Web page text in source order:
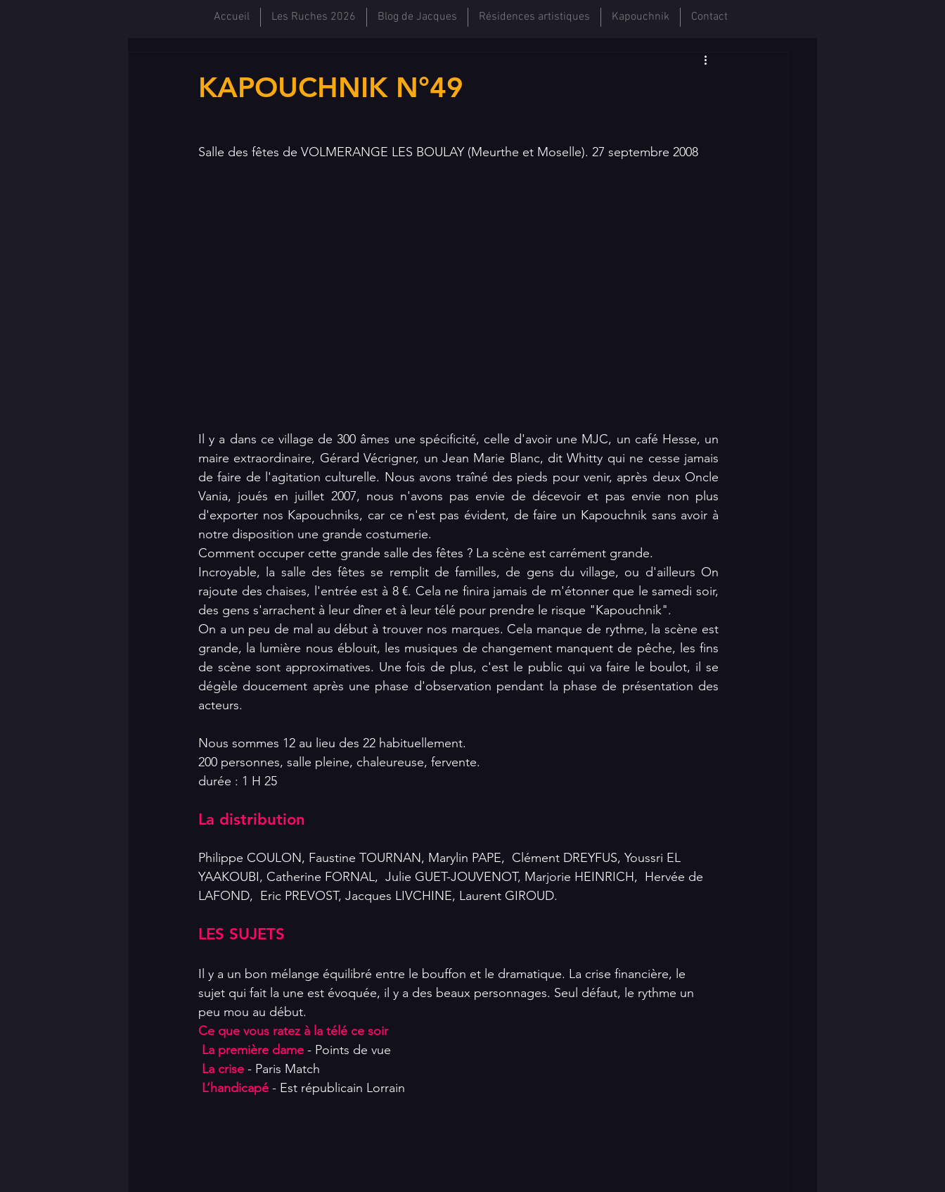
KAPOUCHNIK N°49
Salle des fêtes de VOLMERANGE LES BOULAY (Meurthe et Moselle). 27 septembre 2008
Il y a dans ce village de 300 âmes une spécificité, celle d'avoir une MJC, un café Hesse, un
maire extraordinaire, Gérard Vécrigner, un Jean Marie Blanc, dit Whitty qui ne cesse jamais
de faire de l'agitation culturelle. Nous avons traîné des pieds pour venir, après deux Oncle
Vania, joués en juillet 2007, nous n'avons pas envie de décevoir et pas envie non plus
d'exporter nos Kapouchniks, car ce n'est pas évident, de faire un Kapouchnik sans avoir à
notre disposition une grande costumerie.
Comment occuper cette grande salle des fêtes ? La scène est carrément grande.
Incroyable, la salle des fêtes se remplit de familles, de gens du village, ou d'ailleurs On
rajoute des chaises, l'entrée est à 8 €. Cela ne finira jamais de m'étonner que le samedi soir,
des gens s'arrachent à leur dîner et à leur télé pour prendre le risque "Kapouchnik".
On a un peu de mal au début à trouver nos marques. Cela manque de rythme, la scène est
grande, la lumière nous éblouit, les musiques de changement manquent de pêche, les fins
de scène sont approximatives. Une fois de plus, c'est le public qui va faire le boulot, il se
dégèle doucement après une phase d'observation pendant la phase de présentation des
acteurs.
Nous sommes 12 au lieu des 22 habituellement.
200 personnes, salle pleine, chaleureuse, fervente.
durée : 1 H 25
La distribution
Philippe COULON, Faustine TOURNAN, Marylin PAPE,  Clément DREYFUS, Youssri EL
YAAKOUBI, Catherine FORNAL,  Julie GUET-JOUVENOT, Marjorie HEINRICH,  Hervée de
LAFOND,  Eric PREVOST, Jacques LIVCHINE, Laurent GIROUD.
LES SUJETS
Il y a un bon mélange équilibré entre le bouffon et le dramatique. La crise financière, le
sujet qui fait la une est évoquée, il y a des beaux personnages. Seul défaut, le rythme un
peu mou au début.
Ce que vous ratez à la télé ce soir
La première dame - Points de vue
La crise - Paris Match
L’handicapé - Est républicain Lorrain
Accueil Les Ruches 2026 Blog de Jacques Résidences artistiques Kapouchnik Contact